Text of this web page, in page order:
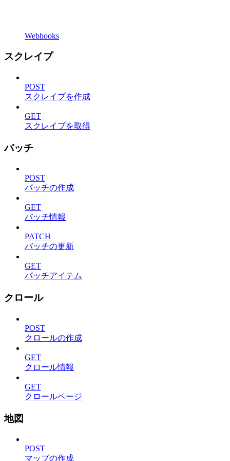
Webhooks
スクレイプ
POST
スクレイプを作成
GET
スクレイプを取得
バッチ
POST
バッチの作成
GET
バッチ情報
PATCH
バッチの更新
GET
バッチアイテム
クロール
POST
クロールの作成
GET
クロール情報
GET
クロールページ
地図
POST
マップの作成